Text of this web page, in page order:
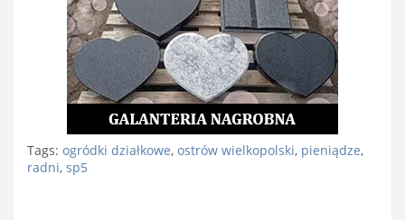
Tags: ogródki działkowe, ostrów wielkopolski, pieniądze,
radni, sp5